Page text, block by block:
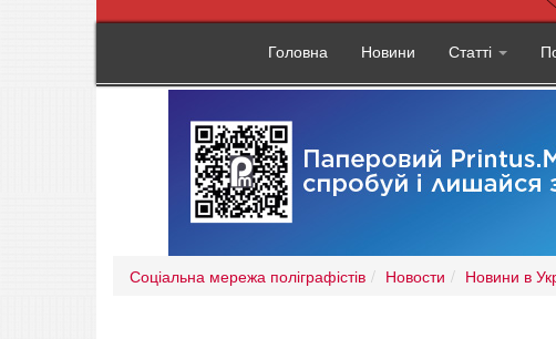
Головна Новини Статті
Соціальна мережа поліграфістів Новости Новини в